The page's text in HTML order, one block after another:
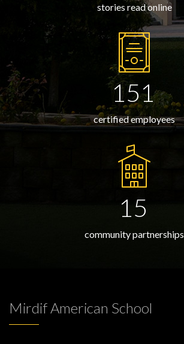
stories read online
151
certified employees
15
community partnerships
Mirdif American School